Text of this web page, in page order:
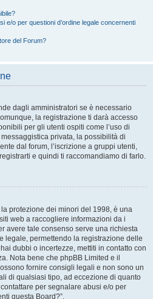
e/o per questioni d’ordine legale concernenti
del Forum?
dagli amministratori se è necessario
la registrazione ti darà accesso
per gli utenti ospiti come l’uso di
privata, la possibilità di
dal forum, l’iscrizione a gruppi utenti,
e quindi ti raccomandiamo di farlo.
protezione dei minori del 1998, è una
web a raccogliere informazioni da i
avere tale consenso serve una richiesta
legale, permettendo la registrazione delle
dubbi o incertezze, mettiti in contatto con
Nota bene che phpBB Limited e il
fornire consigli legali e non sono un
di qualsiasi tipo, ad eccezione di quanto
per segnalare abusi e/o per
questa Board?”.